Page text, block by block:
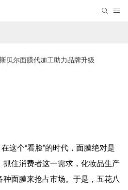
贝尔面膜代加工助力品牌升级
这个“看脸”的时代，面膜绝对是
抓住消费者这一需求，化妆品生产
面膜来抢占市场。于是，五花八